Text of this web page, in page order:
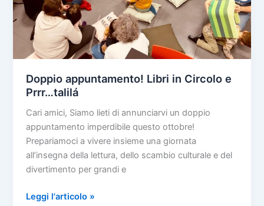
Doppio appuntamento! Libri in Circolo e
Prrr…talilá
Cari amici, Siamo lieti di annunciarvi un doppio
appuntamento imperdibile questo ottobre!
Prepariamoci a vivere insieme una giornata
all’insegna della lettura, dello scambio culturale e del
divertimento per grandi e
Doppio
Leggi l'articolo »